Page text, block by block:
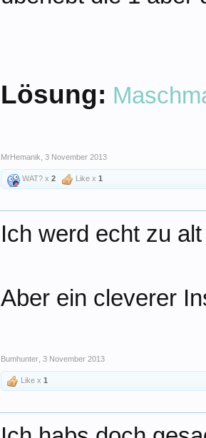
Lösung:
MrHemanik 3 November 2013
WAT? x 2 Like x 1
Ich werd echt zu
Aber ein cleverer
Bumhunter 3 November 2013
Like x 1